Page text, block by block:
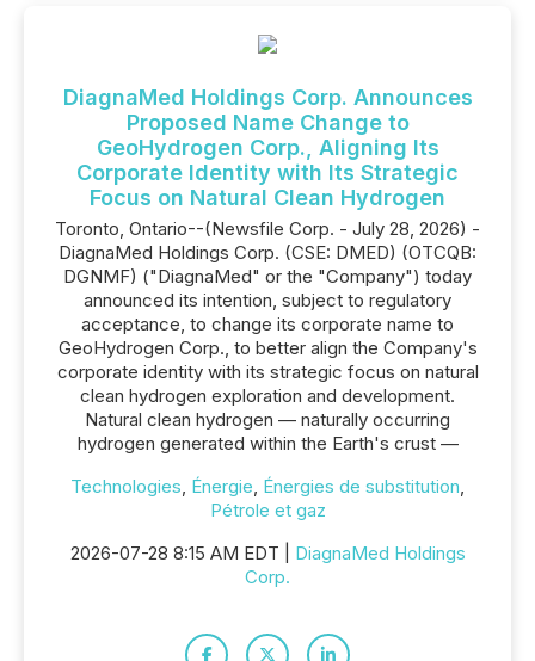
DiagnaMed Holdings Corp. Announces
Proposed Name Change to
GeoHydrogen Corp., Aligning Its
Corporate Identity with Its Strategic
Focus on Natural Clean Hydrogen
Toronto, Ontario--(Newsfile Corp. - July 28, 2026) -
DiagnaMed Holdings Corp. (CSE: DMED) (OTCQB:
DGNMF) ("DiagnaMed" or the "Company") today
announced its intention, subject to regulatory
acceptance, to change its corporate name to
GeoHydrogen Corp., to better align the Company's
corporate identity with its strategic focus on natural
clean hydrogen exploration and development.
Natural clean hydrogen — naturally occurring
hydrogen generated within the Earth's crust —
Technologies, Énergie, Énergies de substitution,
Pétrole et gaz
2026-07-28 8:15 AM EDT | DiagnaMed Holdings
Corp.